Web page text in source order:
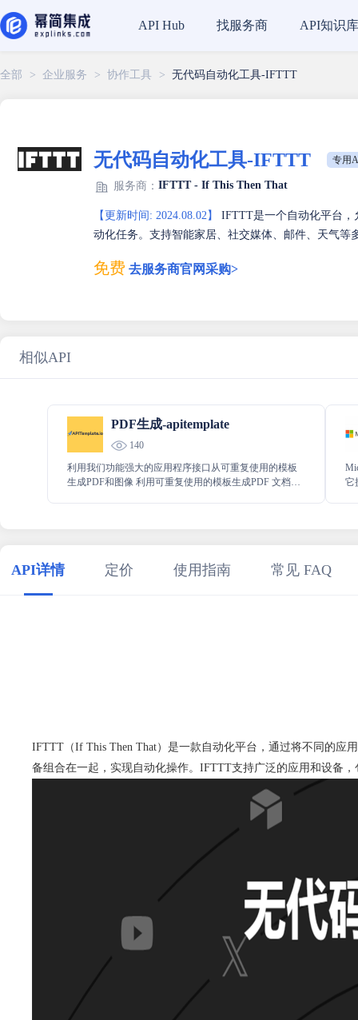
API Hub 找服务商 API知识库
全部 > 企业服务 > 协作工具 > 无代码自动化工具-IFTTT
无代码自动化工具-IFTTT 专用
服务商： IFTTT - If This Then That
【更新时间: 2024.08.02】
IFTTT是一个自动化平台，
动化任务。支持智能家居、社交媒体、邮件、天气等
免费 去服务商官网采购>
相似API
PDF生成-apitemplate
140
利用我们功能强大的应用程序接口从可重复使用的模板
生成PDF和图像 利用可重复使用的模板生成PDF 文档、
它
API详情 定价 使用指南 常见 FAQ
IFTTT（If This Then That）是一款自动化平台，通过将不同的应
备组合在一起，实现自动化操作。IFTTT支持广泛的应用和设备